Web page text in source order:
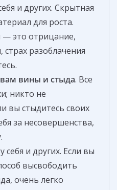
и других. Скрытная
для роста.
это отрицание,
разоблачения
вины и стыда. Все
никто не
вы стыдитесь своих
за несовершенства,
у себя и других. Если вы
высвободить
очень легко